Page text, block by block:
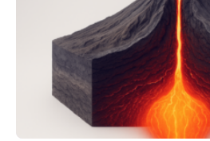
könnten, winzige Schwankungen
Richtung als auch in der
wahrzunehmen. Dadurch
über den Ozean navigieren. Vor